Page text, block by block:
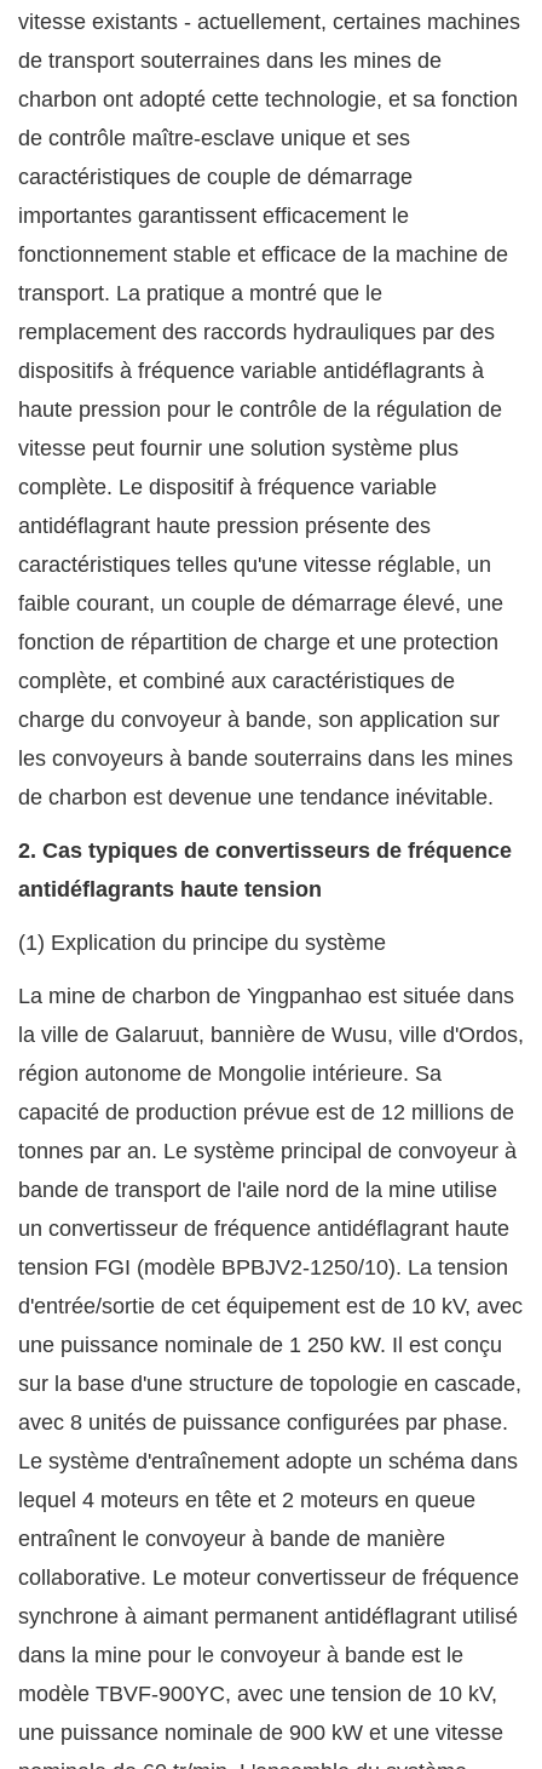
vitesse existants - actuellement, certaines machines
de transport souterraines dans les mines de
charbon ont adopté cette technologie, et sa fonction
de contrôle maître-esclave unique et ses
caractéristiques de couple de démarrage
importantes garantissent efficacement le
fonctionnement stable et efficace de la machine de
transport. La pratique a montré que le
remplacement des raccords hydrauliques par des
dispositifs à fréquence variable antidéflagrants à
haute pression pour le contrôle de la régulation de
vitesse peut fournir une solution système plus
complète. Le dispositif à fréquence variable
antidéflagrant haute pression présente des
caractéristiques telles qu'une vitesse réglable, un
faible courant, un couple de démarrage élevé, une
fonction de répartition de charge et une protection
complète, et combiné aux caractéristiques de
charge du convoyeur à bande, son application sur
les convoyeurs à bande souterrains dans les mines
de charbon est devenue une tendance inévitable.
2. Cas typiques de convertisseurs de fréquence
antidéflagrants haute tension
(1) Explication du principe du système
La mine de charbon de Yingpanhao est située dans
la ville de Galaruut, bannière de Wusu, ville d'Ordos,
région autonome de Mongolie intérieure. Sa
capacité de production prévue est de 12 millions de
tonnes par an. Le système principal de convoyeur à
bande de transport de l'aile nord de la mine utilise
un convertisseur de fréquence antidéflagrant haute
tension FGI (modèle BPBJV2-1250/10). La tension
d'entrée/sortie de cet équipement est de 10 kV, avec
une puissance nominale de 1 250 kW. Il est conçu
sur la base d'une structure de topologie en cascade,
avec 8 unités de puissance configurées par phase.
Le système d'entraînement adopte un schéma dans
lequel 4 moteurs en tête et 2 moteurs en queue
entraînent le convoyeur à bande de manière
collaborative. Le moteur convertisseur de fréquence
synchrone à aimant permanent antidéflagrant utilisé
dans la mine pour le convoyeur à bande est le
modèle TBVF-900YC, avec une tension de 10 kV,
une puissance nominale de 900 kW et une vitesse